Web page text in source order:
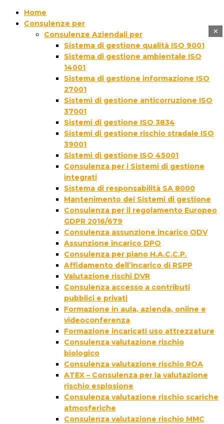
Home
Consulenze per
Consulenze Aziendali per
Sistema di gestione qualità ISO 9001
Sistema di gestione ambientale ISO
14001
Sistema di gestione informazione ISO
27001
Sistemi di gestione anticorruzione ISO
37001
Sistemi di gestione ISO 3834
Sistemi di gestione rischio stradale ISO
39001
Sistemi di gestione ISO 45001
Consulenza per i Sistemi di gestione
integrati
Sistema di responsabilità SA 8000
Mantenimento dei Sistemi di gestione
Consulenza per il regolamento Europeo
GDPR 2016/679
Consulenza assunzione incarico ODV
Assunzione incarico DPO
Consulenza per piano H.A.C.C.P.
Affidamento dell’incarico di RSPP
Valutazione rischi DVR
Consulenza accesso a contributi
pubblici e privati
Formazione in aula, azienda, online e
videoconferenza
Formazione incaricati uso attrezzature
Consulenza valutazione rischio
biologico
Consulenza valutazione rischio ROA
ATEX – Consulenza per la valutazione
rischio esplosione
Consulenza valutazione rischio scariche
atmosferiche
Consulenza valutazione rischio MMC
×